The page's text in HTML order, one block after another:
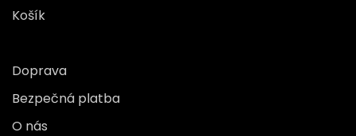
Košík
Doprava
Bezpečná platba
O nás